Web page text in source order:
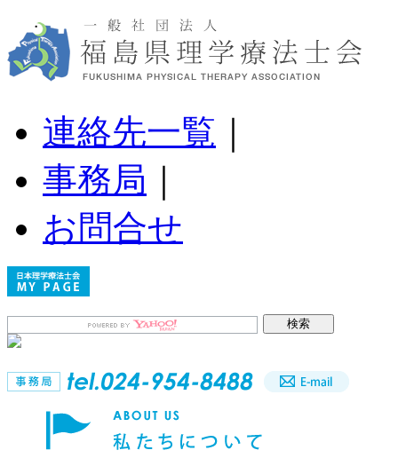
連絡先一覧
事務局
お問合せ